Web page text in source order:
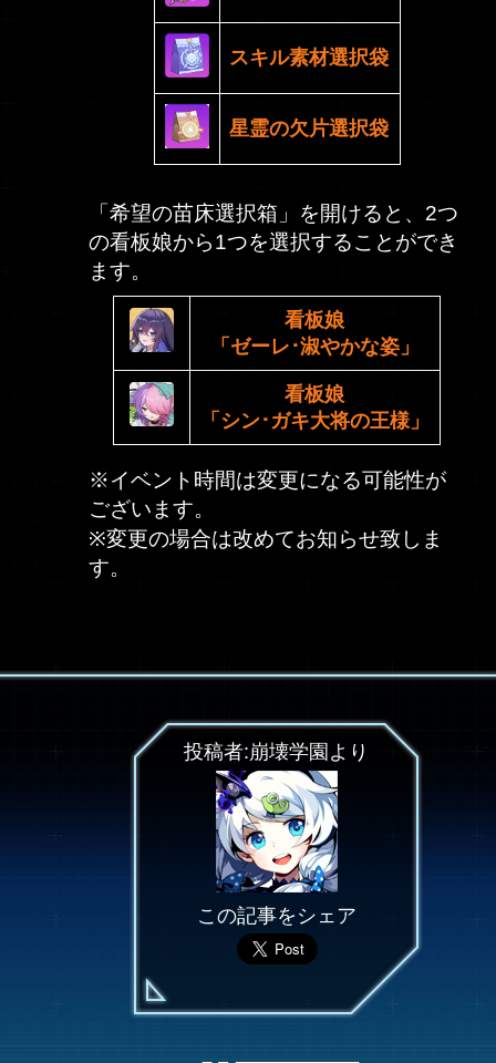
スキル素材選択袋
星霊の欠片選択袋
「希望の苗床選択箱」を開けると、2つ
の看板娘から1つを選択することができ
ます。
看板娘
「ゼーレ･淑やかな姿」
看板娘
「シン･ガキ大将の王様」
※イベント時間は変更になる可能性が
ございます。
※変更の場合は改めてお知らせ致しま
す。
投稿者:崩壊学園より
この記事をシェア